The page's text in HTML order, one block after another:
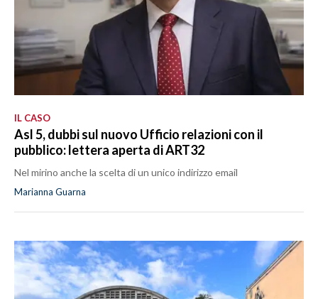
IL CASO
Asl 5, dubbi sul nuovo Ufficio relazioni con il
pubblico: lettera aperta di ART32
Nel mirino anche la scelta di un unico indirizzo email
Marianna Guarna